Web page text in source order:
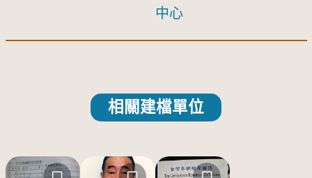
中心
相關建檔單位